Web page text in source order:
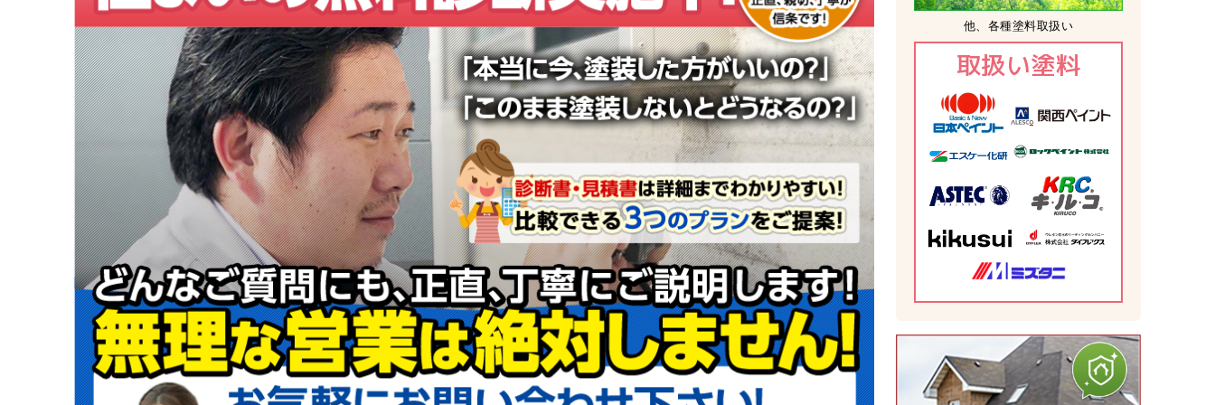
他、各種塗料取扱い
取扱い塗料